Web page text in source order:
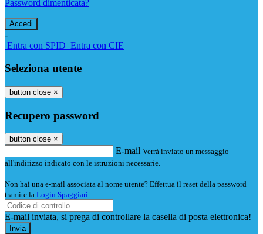
Password dimenticata?
-
Entra con SPID Entra con CIE
Seleziona utente
button close ×
Recupero password
button close ×
E-mail Verrà inviato un messaggio
all'indirizzo indicato con le istruzioni necessarie.
Non hai una e-mail associata al nome utente? Effettua il reset della password
tramite la Login Spaggiari
E-mail inviata, si prega di controllare la casella di posta elettronica!